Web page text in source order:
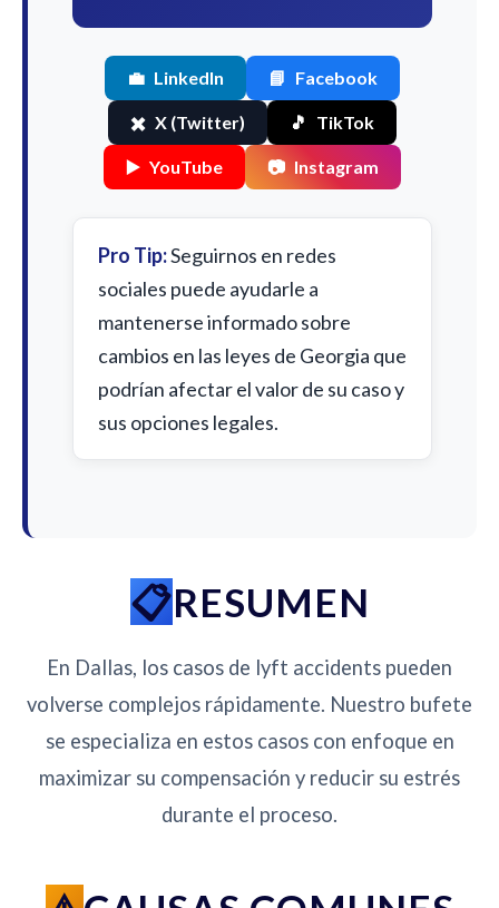
💼 LinkedIn 📘 Facebook
✖️ X (Twitter) 🎵 TikTok
▶️ YouTube 📷 Instagram
Pro Tip:Seguirnos en redes
sociales puede ayudarle a
mantenerse informado sobre
cambios en las leyes de Georgia que
podrían afectar el valor de su caso y
sus opciones legales.
RESUMEN
En Dallas, los casos de lyft accidents pueden
volverse complejos rápidamente. Nuestro bufete
se especializa en estos casos con enfoque en
maximizar su compensación y reducir su estrés
durante el proceso.